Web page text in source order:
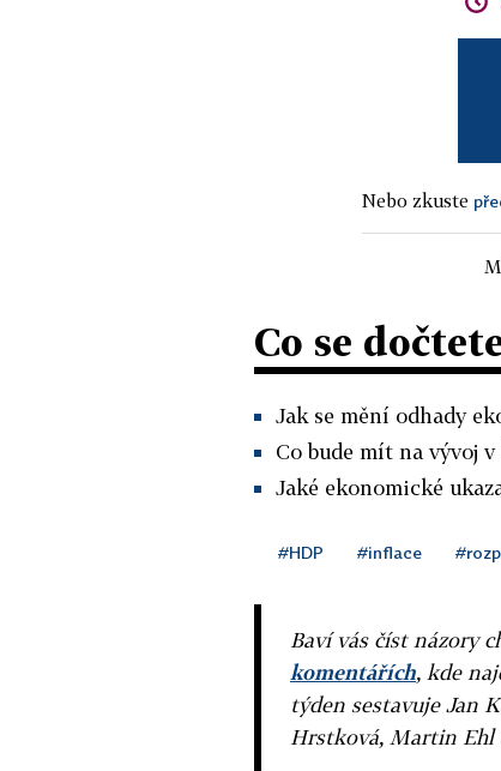
Nebo zkuste
Co se
Jak se mění odhady
Co bude mít na vývoj
Jaké ekonomické
#HDP #inflace
Baví vás číst názory
komentářích, kde
týden sestavuje Jan
Hrstková, Martin Ehl